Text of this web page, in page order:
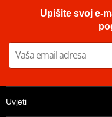
Upišite svoj e-
Uvjeti